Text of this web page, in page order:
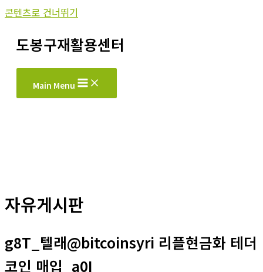
콘텐츠로 건너뛰기
도봉구재활용센터
Main Menu
자유게시판
g8T_텔래@bitcoinsyri 리플현금화 테더
코인 매입_a0I